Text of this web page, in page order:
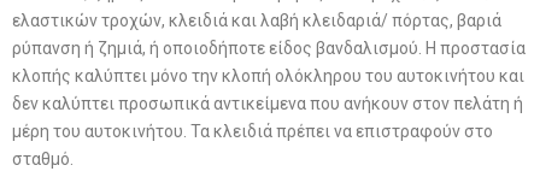
ελαστικών τροχών, κλειδιά και λαβή κλειδαριά/ πόρτας, βαριά
ρύπανση ή ζημιά, ή οποιοδήποτε είδος βανδαλισμού. Η προστασία
κλοπής καλύπτει μόνο την κλοπή ολόκληρου του αυτοκινήτου και
δεν καλύπτει προσωπικά αντικείμενα που ανήκουν στον πελάτη ή
μέρη του αυτοκινήτου. Τα κλειδιά πρέπει να επιστραφούν στο
σταθμό.